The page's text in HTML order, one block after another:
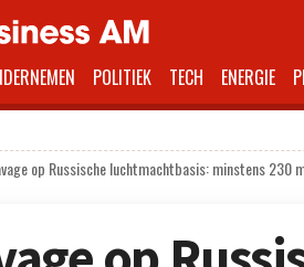
POLITIEK TECH ENERGIE
op Russische luchtmachtbasis: minstens 230